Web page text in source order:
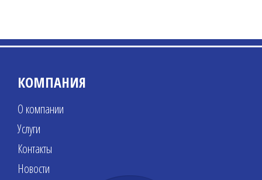
КОМПАНИЯ
О компании
Услуги
Контакты
Новости